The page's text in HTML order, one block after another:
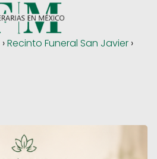
›Recinto Funeral San Javier ›